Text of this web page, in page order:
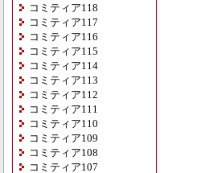
コミティア118
コミティア117
コミティア116
コミティア115
コミティア114
コミティア113
コミティア112
コミティア111
コミティア110
コミティア109
コミティア108
コミティア107